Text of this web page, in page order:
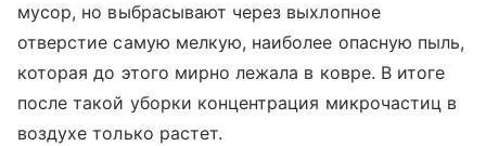
мусор, но выбрасывают через выхлопное
отверстие самую мелкую, наиболее опасную пыль,
которая до этого мирно лежала в ковре. В итоге
после такой уборки концентрация микрочастиц в
воздухе только растет.